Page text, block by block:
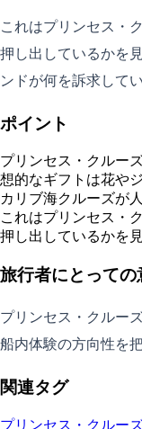
これはプリンセス・
押し出しているかを
ンドが何を訴求して
ポイント
プリンセス・クルー
想的なギフトは花や
カリブ海クルーズが
これはプリンセス・
押し出しているかを
旅行者にとっての
プリンセス・クルー
船内体験の方向性を
関連タグ
プリンセス・クルー